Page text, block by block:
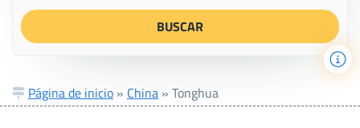
Página de inicio » China » Tonghua